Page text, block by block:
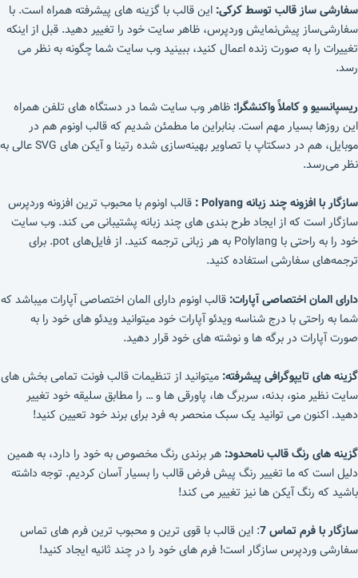
سفارشی ساز قالب توسط کرکی: این قالب با گزینه های پیشرفته همراه است. با
سفارشی‌ساز پیش‌نمایش وردپرس، ظاهر سایت خود را تغییر دهید. قبل از اینکه
تغییرات را به صورت زنده اعمال کنید، ببینید وب سایت شما چگونه به نظر می
رسد.
ریسپانسیو و کاملاً واکنشگرا: ظاهر وب سایت شما در دستگاه های تلفن همراه
این روزها بسیار مهم است. بنابراین ما مطمئن شدیم که قالب اونوم هم در
موبایل، هم در دسکتاپ با تصاویر بهینه‌سازی شده رتینا و آیکن های SVG عالی به
نظر می‌رسد.
سازگار با افزونه چند زبانه Polyang :
قالب اونوم با محبوب ترین افزونه وردپرس
سازگار است که از ایجاد طرح بندی های چند زبانه پشتیبانی می کند. وب سایت
خود را به راحتی با Polylang به هر زبانی ترجمه کنید. از فایل‌های pot. برای
ترجمه‌های سفارشی استفاده کنید.
دارای المان اختصاصی آپارات: قالب اونوم دارای المان اختصاصی آپارات میباشد که
شما به راحتی با درج شناسه ویدئو آپارات خود میتوانید ویدئو های خود را به
صورت آپارات در برگه ها و نوشته های خود قرار دهید.
گزینه های تایپوگرافی پیشرفته: میتوانید از تنظیمات قالب فونت تمامی بخش های
سایت نظیر منو، بدنه، سربرگ ها، پاورقی ها و … را مطابق سلیقه خود تغییر
دهید. اکنون می توانید یک سبک منحصر به فرد برای برند خود تعیین کنید!
گزینه های رنگ قالب نامحدود: هر برندی رنگ مخصوص به خود را دارد، به همین
دلیل است که ما تغییر رنگ پیش فرض قالب را بسیار آسان کردیم. توجه داشته
باشید که رنگ آیکن ها نیز تغییر می کند!
سازگار با فرم تماس 7 : این قالب با قوی ترین و محبوب ترین فرم های تماس
سفارشی وردپرس سازگار است! فرم های خود را در چند ثانیه ایجاد کنید!